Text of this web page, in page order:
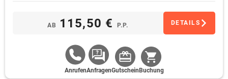
AB 115,50 € P.P. DETAILS
AnrufenAnfragenGutschein Buchung